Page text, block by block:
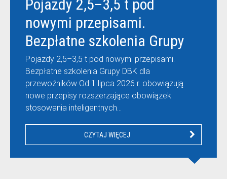
Pojazdy 2,5–3,5 t pod
nowymi przepisami.
Bezpłatne szkolenia Grupy
DBK dla przewoźników
Pojazdy 2,5–3,5 t pod nowymi przepisami.
Bezpłatne szkolenia Grupy DBK dla
przewoźników Od 1 lipca 2026 r. obowiązują
nowe przepisy rozszerzające obowiązek
stosowania inteligentnych…
CZYTAJ WIĘCEJ